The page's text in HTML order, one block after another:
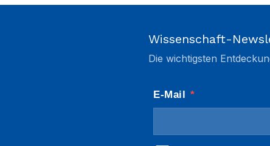
Wissenschaft-
Die wichtigsten